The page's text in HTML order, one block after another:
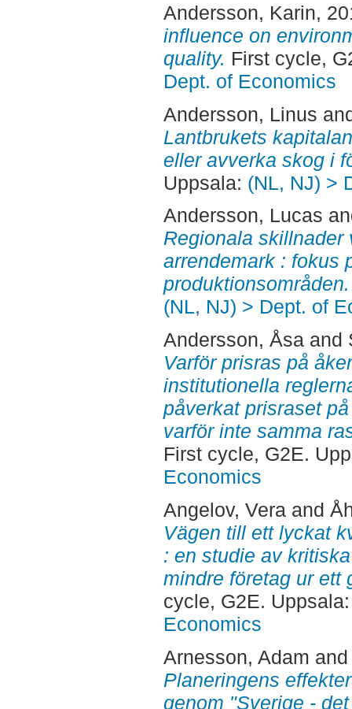
Andersson, Karin,
influence on
quality. First cycle,
Dept. of Economics
Andersson, Linus
Lantbrukets
eller avverka skog i
Uppsala: (NL, NJ) >
Andersson, Lucas
Regionala skillnader
arrendemark : fokus
produktionsområden.
(NL, NJ) > Dept. of
Andersson, Åsaand
Varför prisras på
institutionella
påverkat prisraset
varför inte samma
First cycle, G2E.
Economics
Angelov, Veraand
Vägen till ett lyckat
: en studie av
mindre företag ur ett
cycle, G2E.
Economics
Arnesson, Adam
Planeringens
genom "Sverige -